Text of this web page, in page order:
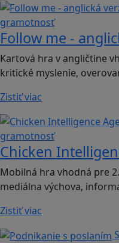
gramotnosť
Follow me -
Kartová hra v angličtine
kritické myslenie,
Zistiť viac
gramotnosť
Chicken
Mobilná hra vhodná pre
mediálna výchova,
Zistiť viac